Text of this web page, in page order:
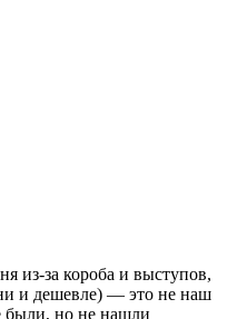
из-за короба и выступов,
и дешевле) — это не наш
были, но не нашли